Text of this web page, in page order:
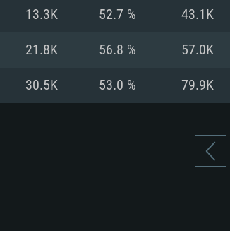
Disque dur: 75.9
Disque dur: 62,2
Disque dur: 60,2
13.3K 52.7 % 43.1K
21.8K 56.8 % 57.0K
30.5K 53.0 % 79.9K